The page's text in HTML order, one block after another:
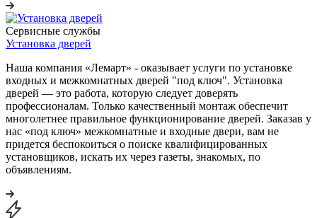
Сервисные службы
Установка дверей
Наша компания «Лемарт» - оказывает услуги по установке
входных и межкомнатных дверей "под ключ". Установка
дверей — это работа, которую следует доверять
профессионалам. Только качественный монтаж обеспечит
многолетнее правильное функционирование дверей. Заказав у
нас «под ключ» межкомнатные и входные двери, вам не
придется беспокоиться о поиске квалифицированных
установщиков, искать их через газеты, знакомых, по
объявлениям.